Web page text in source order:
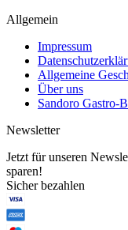
Allgemein
Impressum
Allgemeine
Über uns
Sandoro Gastro-
Newsletter
Jetzt für unseren
sparen!
Sicher bezahlen